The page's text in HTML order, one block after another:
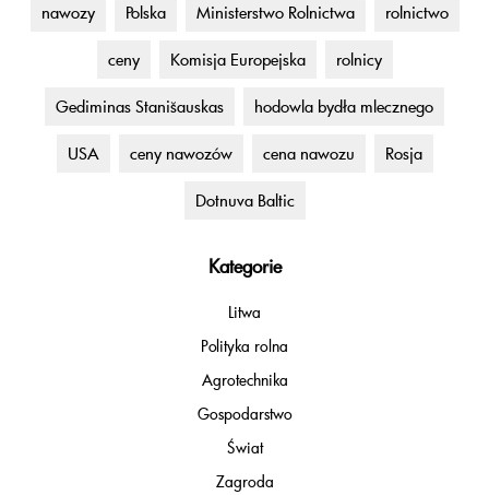
nawozy Polska Ministerstwo Rolnictwa rolnictwo
ceny Komisja Europejska rolnicy
Gediminas Stanišauskas hodowla bydła mlecznego
USA ceny nawozów cena nawozu Rosja
Dotnuva Baltic
Kategorie
Litwa
Polityka rolna
Agrotechnika
Gospodarstwo
Świat
Zagroda